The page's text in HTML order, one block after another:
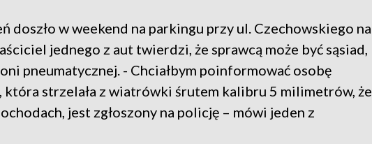
doszło w weekend na parkingu przy ul. Czechowskiego na
jednego z aut twierdzi, że sprawcą może być sąsiad,
pneumatycznej. - Chciałbym poinformować osobę
która strzelała z wiatrówki śrutem kalibru 5 milimetrów, że
jest zgłoszony na policję – mówi jeden z